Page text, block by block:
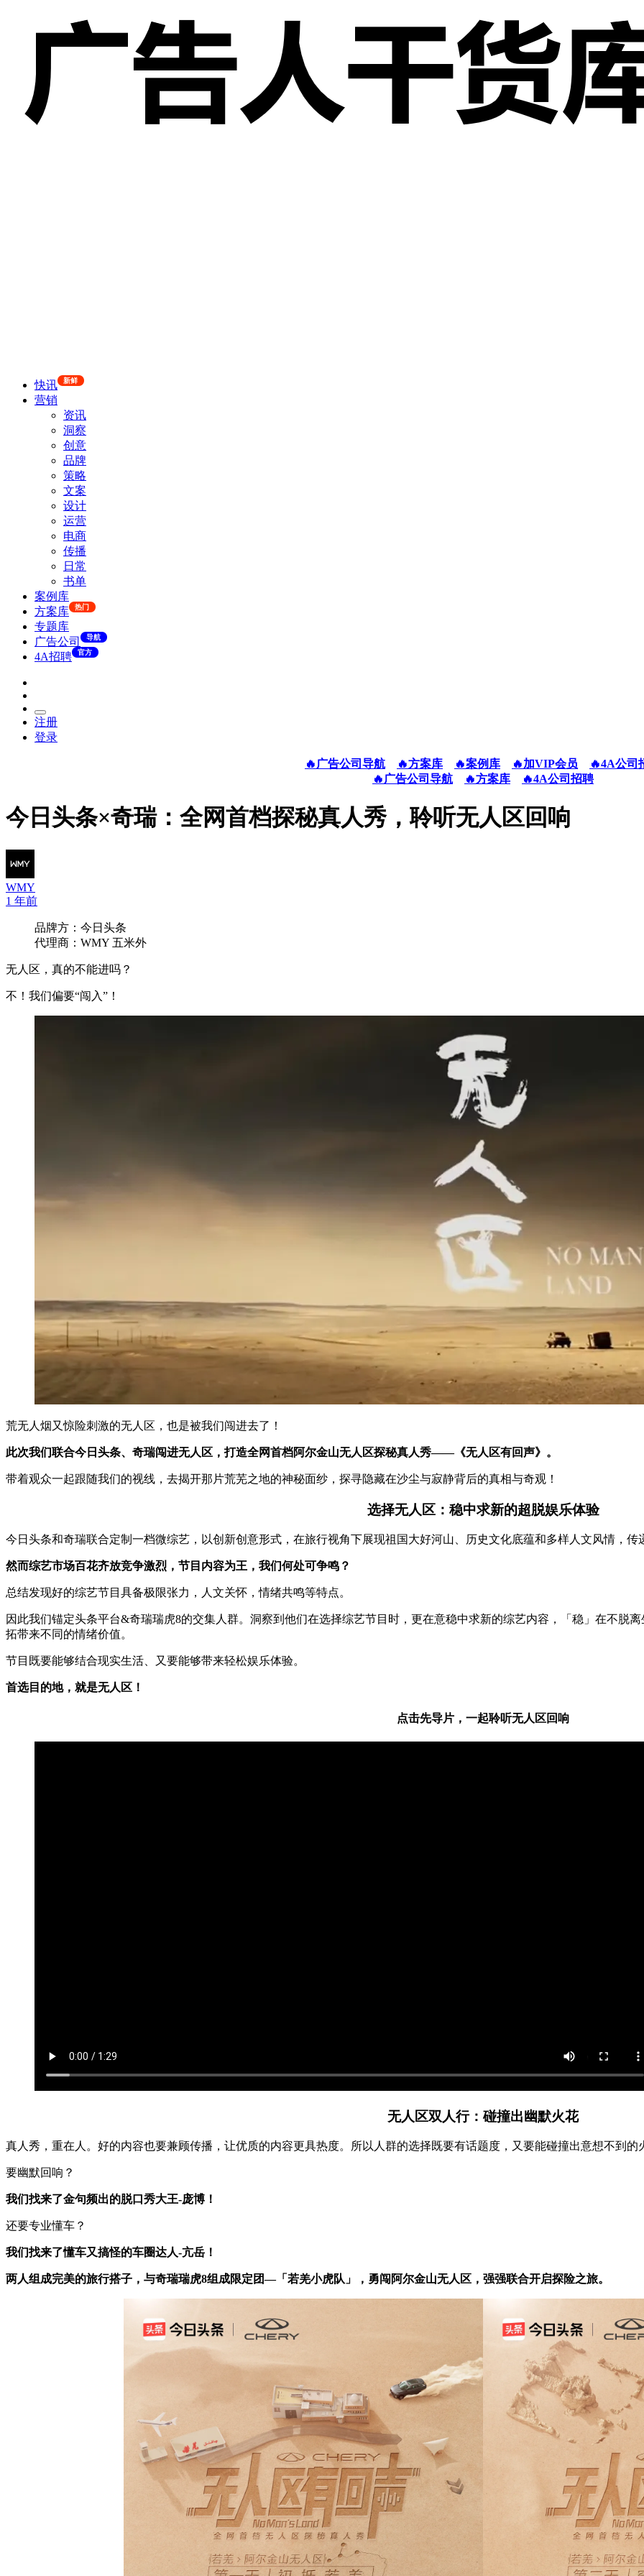
快讯 新鲜
营销
资讯
洞察
创意
品牌
策略
文案
设计
运营
电商
传播
日常
书单
案例库
方案库
热门
专题库
广告公司
导航
4A招聘 官方
注册
登录
🔥广告公司导航 🔥方案库 🔥案例库 🔥加VIP会员
🔥4A公司
🔥广告公司导航
🔥方案库 🔥4A公司招聘
今日头条×奇瑞：全网首档探秘真人秀，聆听无人区回响
WMY
1 年前
品牌方：今日头条
代理商：WMY 五米外
无人区，真的不能进吗？
不！我们偏要“闯入”！
荒无人烟又惊险刺激的无人区，也是被我们闯进去了！
此次我们联合今日头条、奇瑞闯进无人区，打造全网首档阿尔金山无人区探秘真人秀——《无人区有回声》。
带着观众一起跟随我们的视线，去揭开那片荒芜之地的神秘面纱，探寻隐藏在沙尘与寂静背后的真相与奇观！
选择无人区：稳中求新的超脱娱乐体验
今日头条和奇瑞联合定制一档微综艺，以创新创意形式，在旅行视角下展现祖国大好河山、历史文化底蕴和多样人文风情，传
然而综艺市场百花⻬放竞争激烈，节目内容为王，我们何处可争鸣？
总结发现好的综艺节目具备极限张力，人文关怀，情绪共鸣等特点。
因此我们锚定头条平台&奇瑞瑞⻁8的交集⼈群。洞察到他们在选择综艺节目时，更在意稳中求新的综艺内容，「稳」在不脱
拓带来不同的情绪价值。
节目既要能够结合现实⽣活、又要能够带来轻松娱乐体验。
首选目的地，就是无人区！
点击先导片，一起聆听无人区回响
无人区双人行：碰撞出幽默火花
真人秀，重在人。好的内容也要兼顾传播，让优质的内容更具热度。所以人群的选择既要有话题度，又要能碰撞出意想不到的
要幽默回响？
我们找来了金句频出的脱口秀大王-庞博！
还要专业懂车？
我们找来了懂车又搞怪的车圈达人-亢岳！
两人组成完美的旅行搭子，与奇瑞瑞虎8组成限定团—「若羌小虎队」，勇闯阿尔金山无人区，强强联合开启探险之旅。